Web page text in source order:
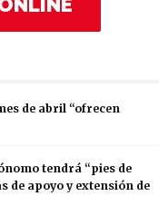
de abril “ofrecen
tendrá “pies de
de apoyo y extensión de